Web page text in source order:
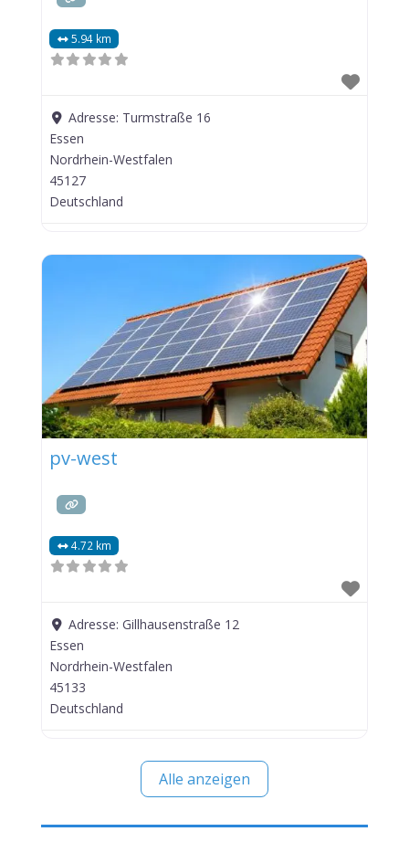
5.94 km
Adresse: Turmstraße 16
Essen
Nordrhein-Westfalen
45127
Deutschland
pv-west
4.72 km
Adresse:Gillhausenstraße 12
Essen
Nordrhein-Westfalen
45133
Deutschland
Alle anzeigen